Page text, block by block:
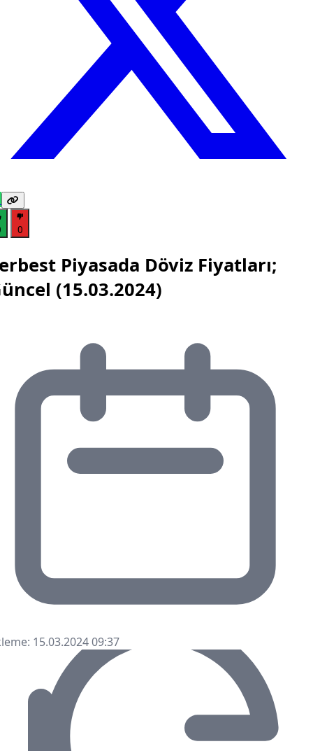
0
Piyasada Döviz Fiyatları;
(15.03.2024)
15.03.2024 09:37